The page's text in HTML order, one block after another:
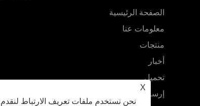
X
نحن نستخدم ملفات تعريف الارتباط
الصفحة الرئيسية
معلومات عنا
منتجات
أخبار
تحميل
إرسال استفسار